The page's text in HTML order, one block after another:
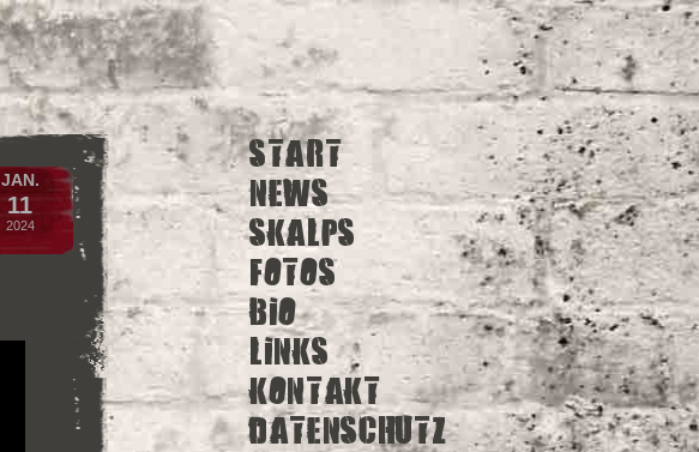
JAN.
11
2024
Start
News
Skalps
Fotos
Bio
Links
Kontakt
Datenschutz